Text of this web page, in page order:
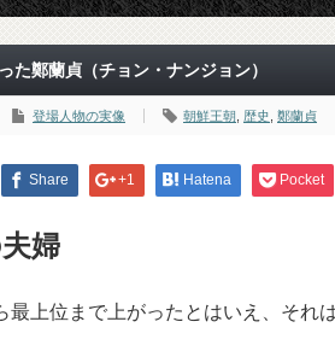
た鄭蘭貞（チョン・ナンジョン）
登場人物の実像 朝鮮王朝 歴史 鄭蘭貞
Share +1 Hatena Pocket
婦
最上位まで上がったとはいえ、それ